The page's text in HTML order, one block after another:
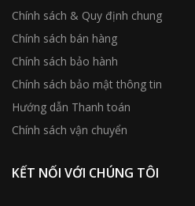
Chính sách & Quy định chung
Chính sách bán hàng
Chính sách bảo hành
Chính sách bảo mật thông tin
Hướng dẫn Thanh toán
Chính sách vận chuyển
KẾT NỐI VỚI CHÚNG TÔI